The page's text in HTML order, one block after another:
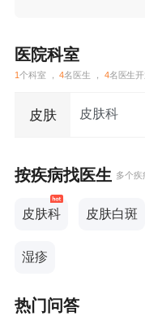
医院科室
1 个科室 ，4名医生 ， 4名医生
皮肤 皮肤科
按疾病找医生 多个疾
皮肤科 皮肤白斑
湿疹
热门问答